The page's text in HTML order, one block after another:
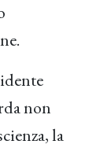
non
la